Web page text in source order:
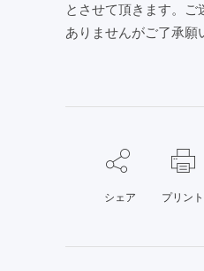
とさせて頂きます。ご
ありませんがご了承願
シェア プリント